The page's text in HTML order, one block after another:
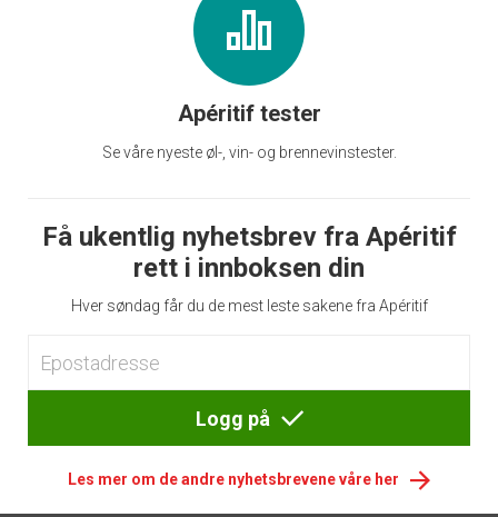
Apéritif tester
Se våre nyeste øl-, vin- og brennevinstester.
Få ukentlig nyhetsbrev fra Apéritif
rett i innboksen din
Hver søndag får du de mest leste sakene fra Apéritif
Logg på
Les mer om de andre nyhetsbrevene våre her